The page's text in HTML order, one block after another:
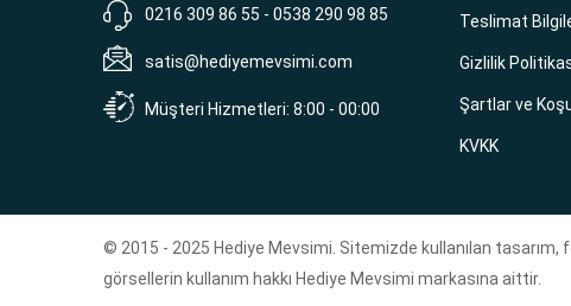
0216 309 86 55 - 0538 290 98 85
satis@hediyemevsimi.com
Müşteri Hizmetleri: 8:00 - 00:00
Teslimat
Gizlilik
Şartlar ve
KVKK
© 2015 - 2025 Hediye Mevsimi. Sitemizde kullanılan tasarım,
görsellerin kullanım hakkı Hediye Mevsimi markasına aittir.